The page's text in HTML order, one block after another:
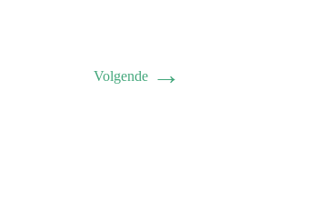
Volgende →